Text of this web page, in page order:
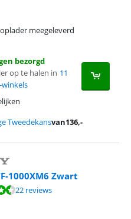
meegeleverd
bezorgd
op te halen in 11
Tweedekansvan136,-
1000XM6 Zwart
op 22 reviews.
22 reviews